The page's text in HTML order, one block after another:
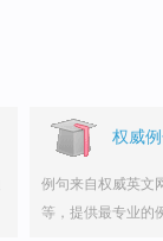
权威
例句来自权威英文
等，提供最专业的